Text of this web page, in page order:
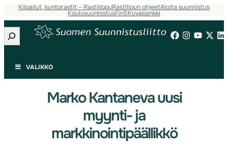
Kilpailut, kuntorastit – RastilippuRastilipun ohjeetAloita suunnistus
KoulusuunnistusFin5Kuvapankki
Etsi
VALIKKO
Marko Kantaneva uusi
myynti- ja
markkinointipäällikkö